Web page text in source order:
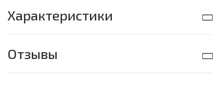
Характеристики
Отзывы